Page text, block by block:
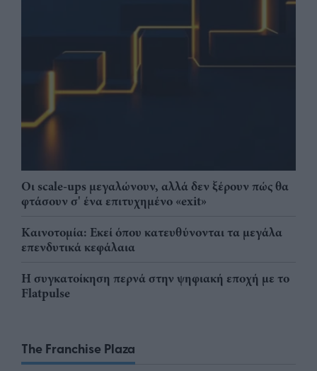
Οι scale-ups μεγαλώνουν, αλλά δεν ξέρουν πώς θα
φτάσουν σ' ένα επιτυχημένο «exit»
Καινοτομία: Εκεί όπου κατευθύνονται τα μεγάλα
επενδυτικά κεφάλαια
Η συγκατοίκηση περνά στην ψηφιακή εποχή με το
Flatpulse
The Franchise Plaza